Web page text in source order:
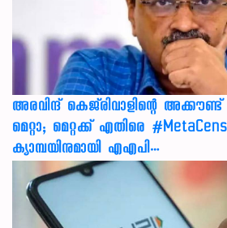
അരവിന്ദ് കെജ്‌രിവാളിന്റെ അക്കൗണ്ട്
മെറ്റാ; മെറ്റക്ക് എതിരെ
ക്യാമ്പയിനുമായി എഎപി…